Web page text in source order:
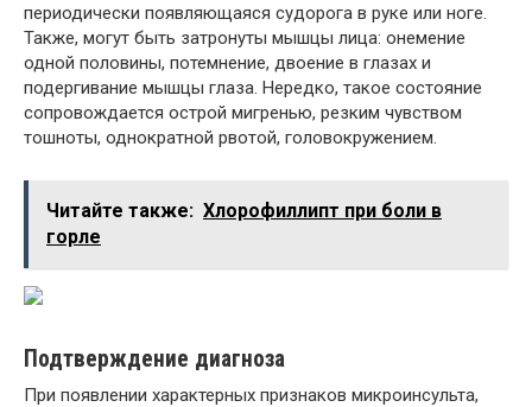
периодически появляющаяся судорога в руке или ноге.
Также, могут быть затронуты мышцы лица: онемение
одной половины, потемнение, двоение в глазах и
подергивание мышцы глаза. Нередко, такое состояние
сопровождается острой мигренью, резким чувством
тошноты, однократной рвотой, головокружением.
Читайте также: Хлорофиллипт при боли в
горле
Подтверждение диагноза
При появлении характерных признаков микроинсульта,